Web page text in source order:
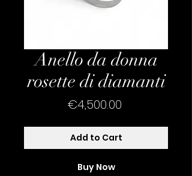
Anello da donna
rosette di diamanti
€4,500.00Price
Add to Cart
Buy Now